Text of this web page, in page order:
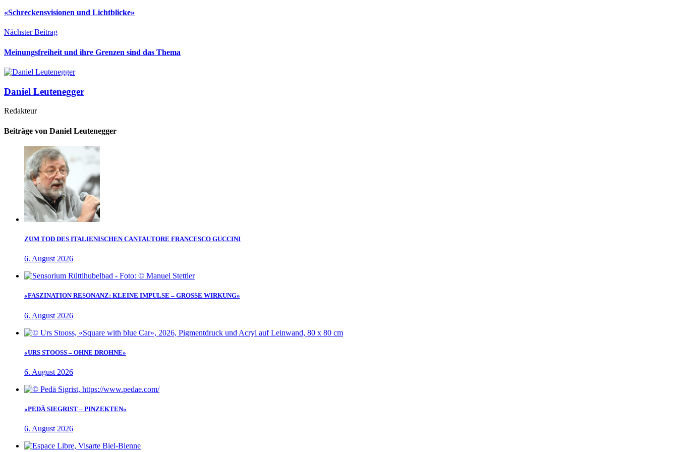
«Schreckensvisionen und Lichtblicke»
Nächster Beitrag
Meinungsfreiheit und ihre Grenzen sind das Thema
Daniel Leutenegger
Redakteur
Beiträge von Daniel Leutenegger
ZUM TOD DES ITALIENISCHEN CANTAUTORE FRANCESCO GUCCINI
6. August 2026
«FASZINATION RESONANZ: KLEINE IMPULSE – GROSSE WIRKUNG»
6. August 2026
«URS STOOSS – OHNE DROHNE»
6. August 2026
«PEDÄ SIEGRIST – PINZEKTEN»
6. August 2026